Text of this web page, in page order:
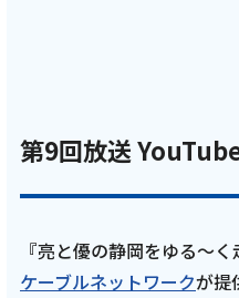
【前編 1月18日
第9回放送
『亮と優の静岡をゆる～
ケーブルネットワークが提